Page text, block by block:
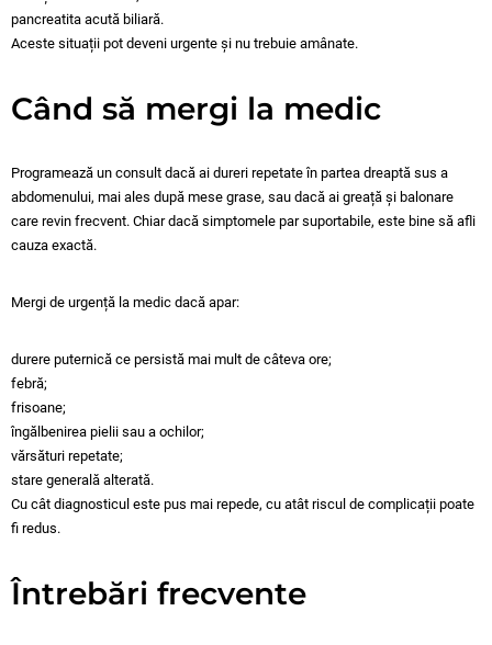
pancreatita acută biliară.
Aceste situații pot deveni urgente și nu trebuie amânate.
Când să mergi la medic
Programează un consult dacă ai dureri repetate în partea dreaptă sus a
abdomenului, mai ales după mese grase, sau dacă ai greață și balonare
care revin frecvent. Chiar dacă simptomele par suportabile, este bine să afli
cauza exactă.
Mergi de urgență la medic dacă apar:
durere puternică ce persistă mai mult de câteva ore;
febră;
frisoane;
îngălbenirea pielii sau a ochilor;
vărsături repetate;
stare generală alterată.
Cu cât diagnosticul este pus mai repede, cu atât riscul de complicații poate
fi redus.
Întrebări frecvente